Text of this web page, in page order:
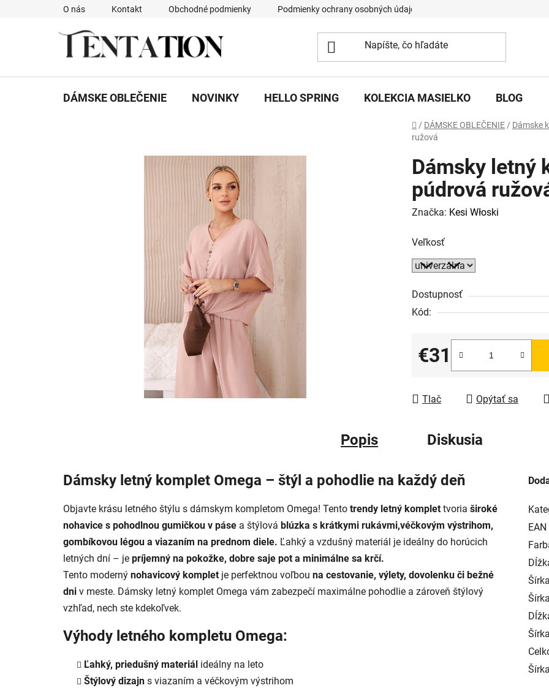
O nás Kontakt Obchodné podmienky Podmienky ochrany osobných údajov
DÁMSKE OBLEČENIE NOVINKY HELLO SPRING KOLEKCIA MASIELKO BLOG
Domov
/ DÁMSKE OBLEČENIE / Dámske
ružová
Dámsky letný
púdrová
Značka: Kesi Włoski
Veľkosť
Dostupnosť
Kód:
€31
Jednotková cena:
Tlač Opýtať sa
Popis Diskusia
Dámsky letný komplet Omega – štýl a pohodlie na každý deň
Objavte krásu letného štýlu s dámskym kompletom Omega! Tento trendy letný komplet tvoria široké
nohavice s pohodlnou gumičkou v páse a štýlová blúzka s krátkymi rukávmi,véčkovým výstrihom,
gombíkovou légou a viazaním na prednom diele. Ľahký a vzdušný materiál je ideálny do horúcich
letných dní – je príjemný na pokožke, dobre saje pot a minimálne sa krčí.
Tento moderný nohavicový komplet je perfektnou voľbou na cestovanie, výlety, dovolenku či bežné
dni v meste. Dámsky letný komplet Omega vám zabezpečí maximálne pohodlie a zároveň štýlový
vzhľad, nech ste kdekoľvek.
Výhody letného kompletu Omega:
Ľahký, priedušný materiál ideálny na leto
Štýlový dizajn s viazaním a véčkovým výstrihom
EAN